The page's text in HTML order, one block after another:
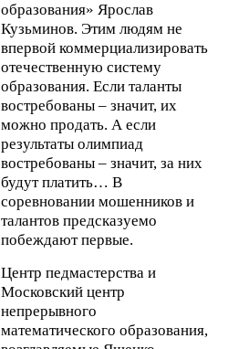
образования» Ярослав
Кузьминов. Этим людям не
впервой коммерциализировать
отечественную систему
образования. Если таланты
востребованы – значит, их
можно продать. А если
результаты олимпиад
востребованы – значит, за них
будут платить… В
соревновании мошенников и
талантов предсказуемо
побеждают первые.
Центр педмастерства и
Московский центр
непрерывного
математического образования,